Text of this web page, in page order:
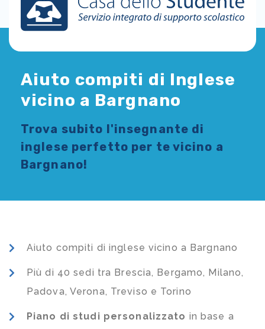
Aiuto compiti di Inglese
vicino a Bargnano
Trova subito l'insegnante di
inglese perfetto per te vicino a
Bargnano!
Aiuto compiti di inglese vicino a Bargnano
Più di 40 sedi tra Brescia, Bergamo, Milano,
Padova, Verona, Treviso e Torino
Piano di studi personalizzato in base a